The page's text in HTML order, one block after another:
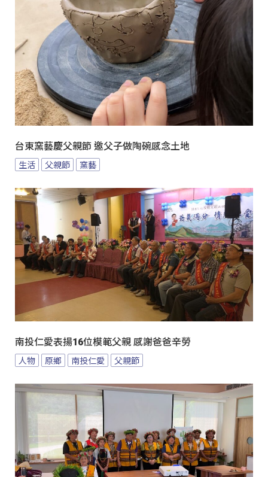
台東窯藝慶父親節 邀父子做陶碗感念土地
生活 父親節 窯藝
南投仁愛表揚16位模範父親 感謝爸爸辛勞
人物 原鄉 南投仁愛 父親節